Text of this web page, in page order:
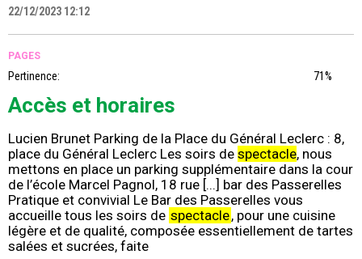
22/12/2023 12:12
PAGES
Pertinence: 71%
Accès et horaires
Lucien Brunet Parking de la Place du Général Leclerc : 8,
place du Général Leclerc Les soirs de spectacle, nous
mettons en place un parking supplémentaire dans la cour
de l’école Marcel Pagnol, 18 rue [...] bar des Passerelles
Pratique et convivial Le Bar des Passerelles vous
accueille tous les soirs de spectacle, pour une cuisine
légère et de qualité, composée essentiellement de tartes
salées et sucrées, faite